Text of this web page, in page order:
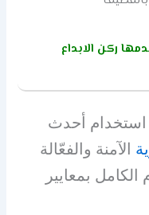
ركن الابداع
استخدام أحدث
الآمنة والفعّالة
بمعايير